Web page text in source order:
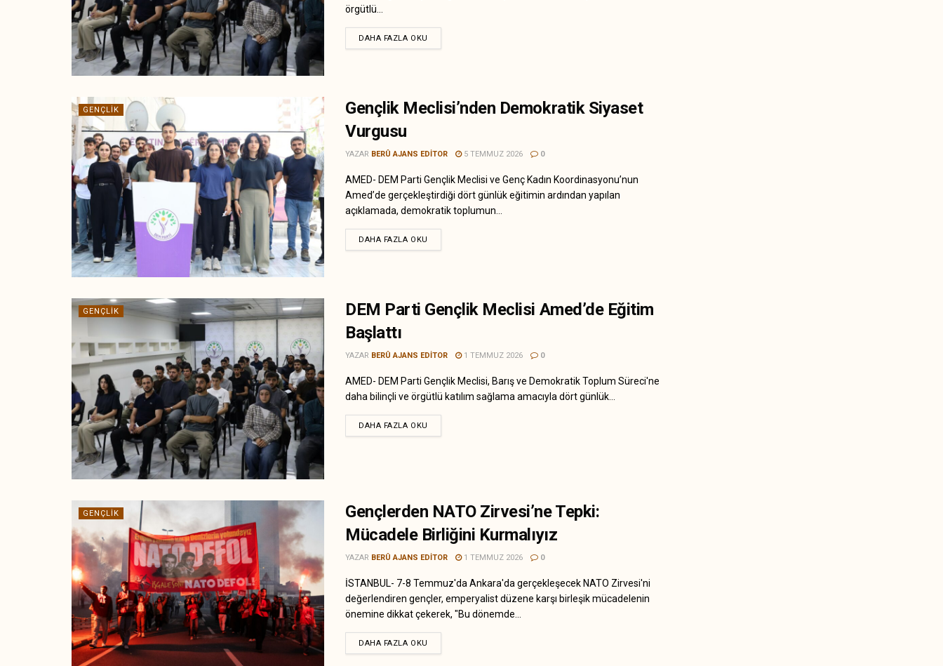
örgütlü...
DAHA FAZLA OKU
GENÇLIK
Gençlik Meclisi’nden Demokratik Siyaset
Vurgusu
YAZAR BERÛ AJANS EDITOR 5 TEMMUZ 2026 0
AMED- DEM Parti Gençlik Meclisi ve Genç Kadın Koordinasyonu’nun
Amed’de gerçekleştirdiği dört günlük eğitimin ardından yapılan
açıklamada, demokratik toplumun...
DAHA FAZLA OKU
GENÇLIK
DEM Parti Gençlik Meclisi Amed’de Eğitim
Başlattı
YAZAR BERÛ AJANS EDITOR 1 TEMMUZ 2026 0
AMED- DEM Parti Gençlik Meclisi, Barış ve Demokratik Toplum Süreci'ne
daha bilinçli ve örgütlü katılım sağlama amacıyla dört günlük...
DAHA FAZLA OKU
GENÇLIK
Gençlerden NATO Zirvesi’ne Tepki:
Mücadele Birliğini Kurmalıyız
YAZAR BERÛ AJANS EDITOR 1 TEMMUZ 2026 0
İSTANBUL- 7-8 Temmuz'da Ankara'da gerçekleşecek NATO Zirvesi'ni
değerlendiren gençler, emperyalist düzene karşı birleşik mücadelenin
önemine dikkat çekerek, "Bu dönemde...
DAHA FAZLA OKU